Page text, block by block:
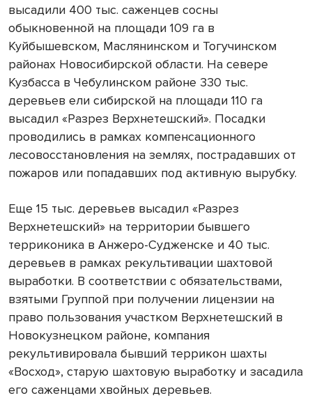
высадили 400 тыс. саженцев сосны
обыкновенной на площади 109 га в
Куйбышевском, Маслянинском и Тогучинском
районах Новосибирской области. На севере
Кузбасса в Чебулинском районе 330 тыс.
деревьев ели сибирской на площади 110 га
высадил «Разрез Верхнетешский». Посадки
проводились в рамках компенсационного
лесовосстановления на землях, пострадавших от
пожаров или попадавших под активную вырубку.
Еще 15 тыс. деревьев высадил «Разрез
Верхнетешский» на территории бывшего
терриконика в Анжеро-Судженске и 40 тыс.
деревьев в рамках рекультивации шахтовой
выработки. В соответствии с обязательствами,
взятыми Группой при получении лицензии на
право пользования участком Верхнетешский в
Новокузнецком районе, компания
рекультивировала бывший террикон шахты
«Восход», старую шахтовую выработку и засадила
его саженцами хвойных деревьев.